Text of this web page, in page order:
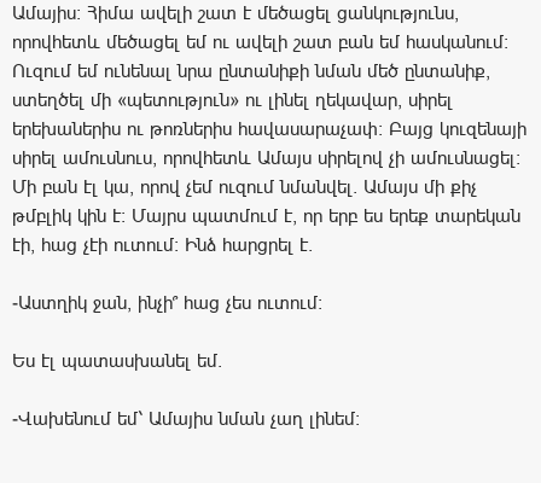
Ամայիս: Հիմա ավելի շատ է մեծացել ցանկությունս,
որովհետև մեծացել եմ ու ավելի շատ բան եմ հասկանում:
Ուզում եմ ունենալ նրա ընտանիքի նման մեծ ընտանիք,
ստեղծել մի «պետություն» ու լինել ղեկավար, սիրել
երեխաներիս ու թոռներիս հավասարաչափ: Բայց կուզենայի
սիրել ամուսնուս, որովհետև Ամայս սիրելով չի ամուսնացել:
Մի բան էլ կա, որով չեմ ուզում նմանվել. Ամայս մի քիչ
թմբլիկ կին է: Մայրս պատմում է, որ երբ ես երեք տարեկան
էի, հաց չէի ուտում: Ինձ հարցրել է.
-Աստղիկ ջան, ինչի՞ հաց չես ուտում:
Ես էլ պատասխանել եմ.
-Վախենում եմ՝ Ամայիս նման չաղ լինեմ: